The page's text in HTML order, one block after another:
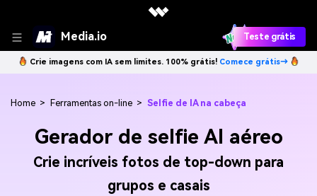
Media.io Teste grátis
Crie imagens com IA sem limites. 100% grátis! Comece grátis→
Home > Ferramentas on-line > Selfie de IA na cabeça
Gerador de selfie AI aéreo
Crie incríveis fotos de top-down para
grupos e casais